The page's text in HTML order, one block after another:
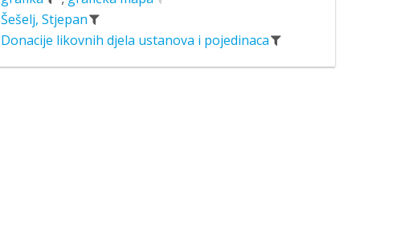
Šešelj, Stjepan
Donacije likovnih djela ustanova i pojedinaca